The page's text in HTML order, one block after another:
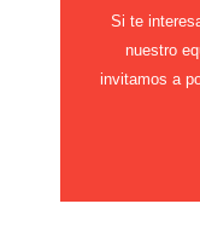
Si te
nuestro
invitamos a